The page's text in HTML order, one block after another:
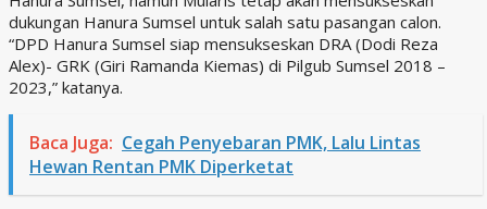
dukungan Hanura Sumsel untuk salah satu pasangan calon.
“DPD Hanura Sumsel siap mensukseskan DRA (Dodi Reza
Alex)- GRK (Giri Ramanda Kiemas) di Pilgub Sumsel 2018 –
2023,” katanya.
Baca Juga: Cegah Penyebaran PMK, Lalu Lintas
Hewan Rentan PMK Diperketat